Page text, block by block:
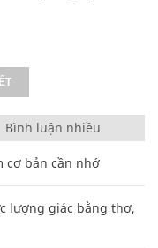
Bình luận nhiều
cơ bản cần nhớ
lượng giác bằng thơ,